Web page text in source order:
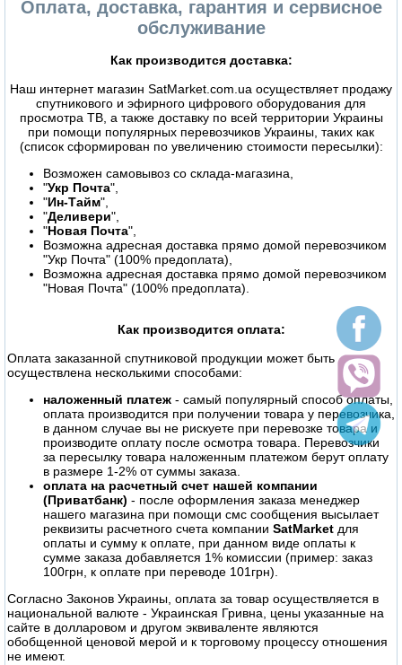
Оплата, доставка, гарантия и сервисное
обслуживание
Как производится доставка:
Наш интернет магазин SatMarket.com.ua осуществляет продажу
спутникового и эфирного цифрового оборудования для
просмотра ТВ, а также доставку по всей территории Украины
при помощи популярных перевозчиков Украины, таких как
(список сформирован по увеличению стоимости пересылки):
Возможен самовывоз со склада-магазина,
"Укр Почта",
"Ин-Тайм",
"Деливери",
"Новая Почта",
Возможна адресная доставка прямо домой перевозчиком
"Укр Почта" (100% предоплата),
Возможна адресная доставка прямо домой перевозчиком
"Новая Почта" (100% предоплата).
Как производится оплата:
Оплата заказанной спутниковой продукции может быть
осуществлена несколькими способами:
наложенный платеж - самый популярный способ оплаты,
оплата производится при получении товара у перевозчика,
в данном случае вы не рискуете при перевозке товара и
производите оплату после осмотра товара. Перевозчики
за пересылку товара наложенным платежом берут оплату
в размере 1-2% от суммы заказа.
оплата на расчетный счет нашей компании
(Приватбанк) - после оформления заказа менеджер
нашего магазина при помощи смс сообщения высылает
реквизиты расчетного счета компании SatMarket для
оплаты и сумму к оплате, при данном виде оплаты к
сумме заказа добавляется 1% комиссии (пример: заказ
100грн, к оплате при переводе 101грн).
Согласно Законов Украины, оплата за товар осуществляется в
национальной валюте - Украинская Гривна, цены указанные на
сайте в долларовом и другом эквиваленте являются
обобщенной ценовой мерой и к торговому процессу отношения
не имеют.